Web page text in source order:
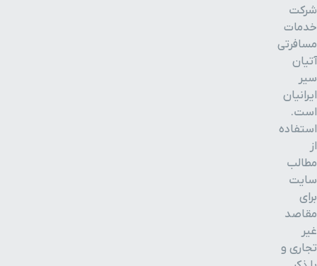
شرکت
خدمات
مسافرتی
آتیان
سیر
ایرانیان
است.
استفاده
از
مطالب
سایت
برای
مقاصد
غیر
تجاری و